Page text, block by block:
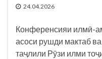
24.04.2026
Конференсияи илмӣ-
асоси рушди мактаб
таҷлили Рӯзи илми